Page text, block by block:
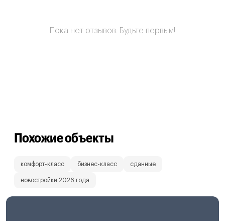
Пока нет отзывов. Будьте первым!
Похожие объекты
комфорт-класс бизнес-класс сданные
новостройки 2026 года